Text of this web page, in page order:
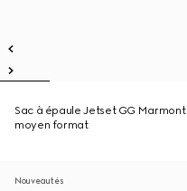
Sac à épaule Jetset GG Marmont
moyen format
Nouveautés